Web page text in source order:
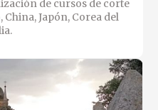
de cursos de corte
Japón, Corea del